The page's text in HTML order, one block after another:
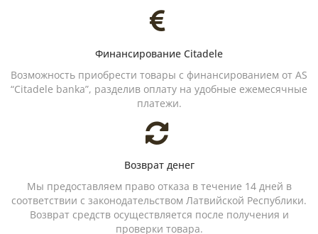
Финансирование Citadele
Возможность приобрести товары с финансированием от AS
“Citadele banka”, разделив оплату на удобные ежемесячные
платежи.
Возврат денег
Мы предоставляем право отказа в течение 14 дней в
соответствии с законодательством Латвийской Республики.
Возврат средств осуществляется после получения и
проверки товара.